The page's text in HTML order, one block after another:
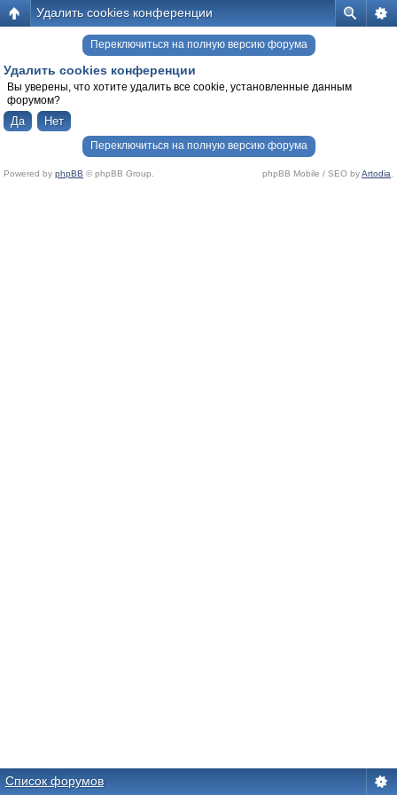
Удалить cookies конференции
Переключиться на полную версию форума
Удалить cookies конференции
Вы уверены, что хотите удалить все cookie, установленные данным
форумом?
Переключиться на полную версию форума
Powered by phpBB © phpBB Group. phpBB Mobile / SEO byArtodia
Список форумов